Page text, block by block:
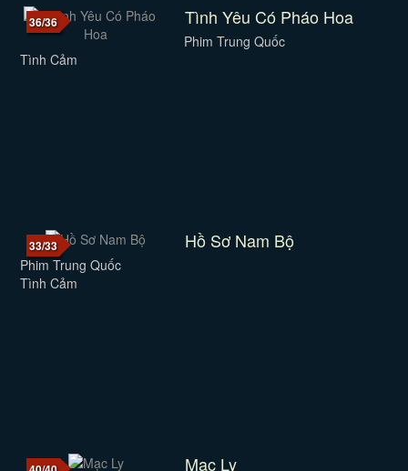
36/36 Tình Yêu Có Pháo Hoa
Phim Trung Quốc
Tình Cảm
33/33 Hồ Sơ Nam Bộ
Phim Trung Quốc
Tình Cảm
Mạc Ly